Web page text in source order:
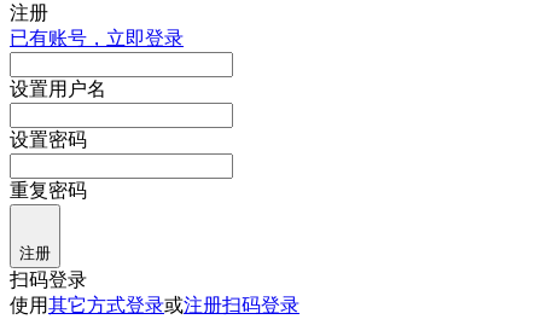
注册
已有账号，立即登录
设置用户名
设置密码
重复密码
注册
扫码登录
使用其它方式登录或注册扫码登录